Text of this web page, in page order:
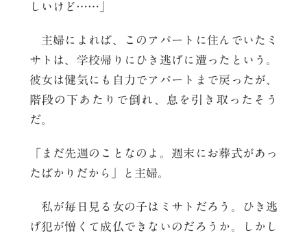
しいけど……」
主婦によれば、このアパートに住んでいたミ
サトは、学校帰りにひき逃げに遭ったという。
彼女は健気にも自力でアパートまで戻ったが、
階段の下あたりで倒れ、息を引き取ったそう
だ。
「まだ先週のことなのよ。週末にお葬式があっ
たばかりだから」と主婦。
私が毎日見る女の子はミサトだろう。ひき逃
げ犯が憎くて成仏できないのだろうか。しかし